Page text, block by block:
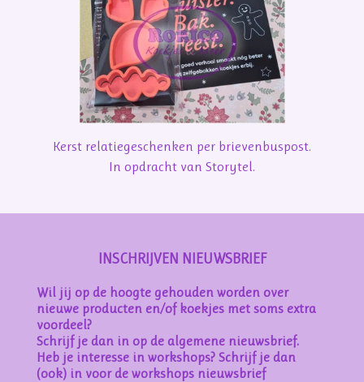
Kerst relatiegeschenken per brievenbuspost.
In opdracht van Storytel.
INSCHRIJVEN NIEUWSBRIEF
Wil jij op de hoogte gehouden worden over
nieuwe producten en/of koekjes met soms extra
voordeel?
Schrijf je dan in op de algemene nieuwsbrief.
Heb je interesse in workshops? Schrijf je dan
(ook) in voor de workshops nieuwsbrief